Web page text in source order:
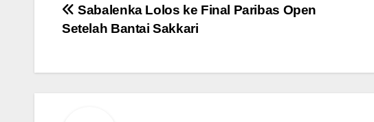
Navigasi
Sabalenka Lolos ke Final Paribas Open
Setelah Bantai Sakkari